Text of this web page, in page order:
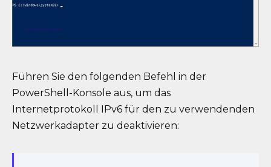
Führen Sie den folgenden Befehl in der
PowerShell-Konsole aus, um das
Internetprotokoll IPv6 für den zu verwendenden
Netzwerkadapter zu deaktivieren: